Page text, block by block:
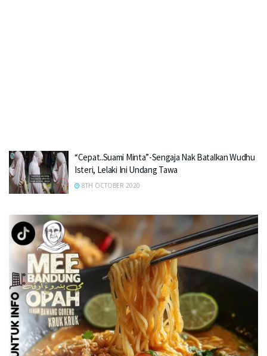
“Cepat..Suami Minta”-Sengaja Nak Batalkan Wudhu
Isteri, Lelaki Ini Undang Tawa
8TH OCTOBER 2020